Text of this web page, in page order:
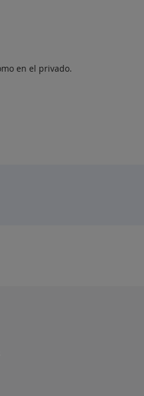
en el privado.